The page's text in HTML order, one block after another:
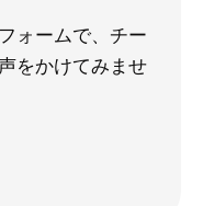
ォームで、チー
をかけてみませ